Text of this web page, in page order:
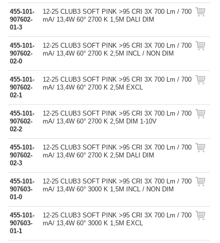
455-101-
907602-
01-3
12-25 CLUB3 SOFT PINK >95 CRI 3X 700 Lm / 700
mA/ 13,4W 60° 2700 K 1,5M DALI DIM
455-101-
907602-
02-0
12-25 CLUB3 SOFT PINK >95 CRI 3X 700 Lm / 700
mA/ 13,4W 60° 2700 K 2,5M INCL / NON DIM
455-101-
907602-
02-1
12-25 CLUB3 SOFT PINK >95 CRI 3X 700 Lm / 700
mA/ 13,4W 60° 2700 K 2,5M EXCL
455-101-
907602-
02-2
12-25 CLUB3 SOFT PINK >95 CRI 3X 700 Lm / 700
mA/ 13,4W 60° 2700 K 2,5M DIM 1-10V
455-101-
907602-
02-3
12-25 CLUB3 SOFT PINK >95 CRI 3X 700 Lm / 700
mA/ 13,4W 60° 2700 K 2,5M DALI DIM
455-101-
907603-
01-0
12-25 CLUB3 SOFT PINK >95 CRI 3X 700 Lm / 700
mA/ 13,4W 60° 3000 K 1,5M INCL / NON DIM
455-101-
907603-
01-1
12-25 CLUB3 SOFT PINK >95 CRI 3X 700 Lm / 700
mA/ 13,4W 60° 3000 K 1,5M EXCL